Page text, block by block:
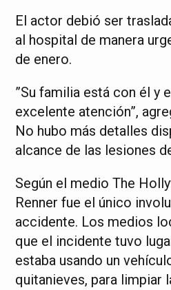
El actor debió ser
al hospital de manera
de enero.
”Su familia está con él y
excelente atención”,
No hubo más detalles
alcance de las lesiones
Según el medio The
Renner fue el único
accidente. Los medios
que el incidente tuvo
estaba usando un
quitanieves, para limpiar